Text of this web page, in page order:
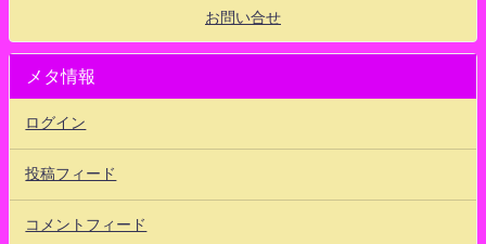
お問い合せ
メタ情報
ログイン
投稿フィード
コメントフィード